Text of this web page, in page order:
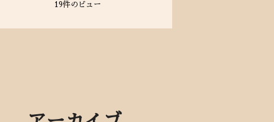
19件のビュー